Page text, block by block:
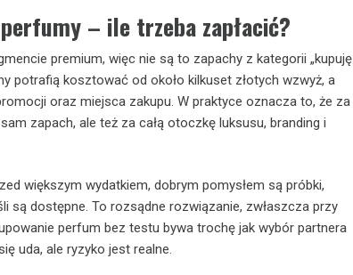
– ile trzeba zapłacić?
premium, więc nie są to zapachy z kategorii „kupuję
potrafią kosztować od około kilkuset złotych wzwyż, a
oraz miejsca zakupu. W praktyce oznacza to, że za
zapach, ale też za całą otoczkę luksusu, branding i
większym wydatkiem, dobrym pomysłem są próbki,
są dostępne. To rozsądne rozwiązanie, zwłaszcza przy
perfum bez testu bywa trochę jak wybór partnera
uda, ale ryzyko jest realne.